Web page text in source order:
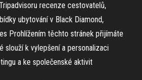
recenze cestovatelů,
ubytování v Black Diamond,
Prohlížením těchto stránek přijímáte
slouží k vylepšení a personalizaci
a ke společenské aktivit